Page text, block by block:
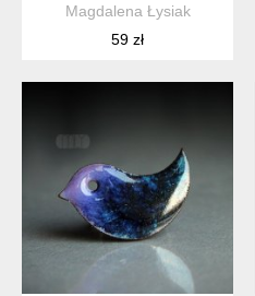
Magdalena Łysiak
59 zł